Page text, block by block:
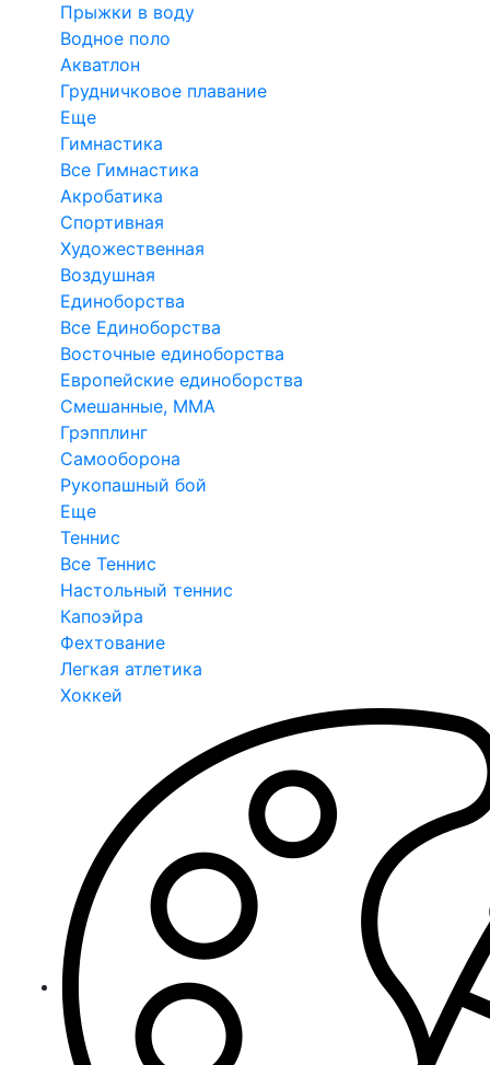
Прыжки в воду
Водное поло
Акватлон
Грудничковое плавание
Еще
Гимнастика
Все Гимнастика
Акробатика
Спортивная
Художественная
Воздушная
Единоборства
Все Единоборства
Восточные единоборства
Европейские единоборства
Смешанные, ММА
Грэпплинг
Самооборона
Рукопашный бой
Еще
Теннис
Все Теннис
Настольный теннис
Капоэйра
Фехтование
Легкая атлетика
Хоккей